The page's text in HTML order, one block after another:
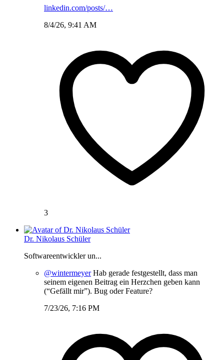
linkedin.com/posts/…
8/4/26, 9:41 AM
3
Dr. Nikolaus Schüler
Softwareentwickler un...
@wintermeyerHab gerade festgestellt, dass man
seinem eigenen Beitrag ein Herzchen geben kann
(“Gefällt mir”). Bug oder Feature?
7/23/26, 7:16 PM